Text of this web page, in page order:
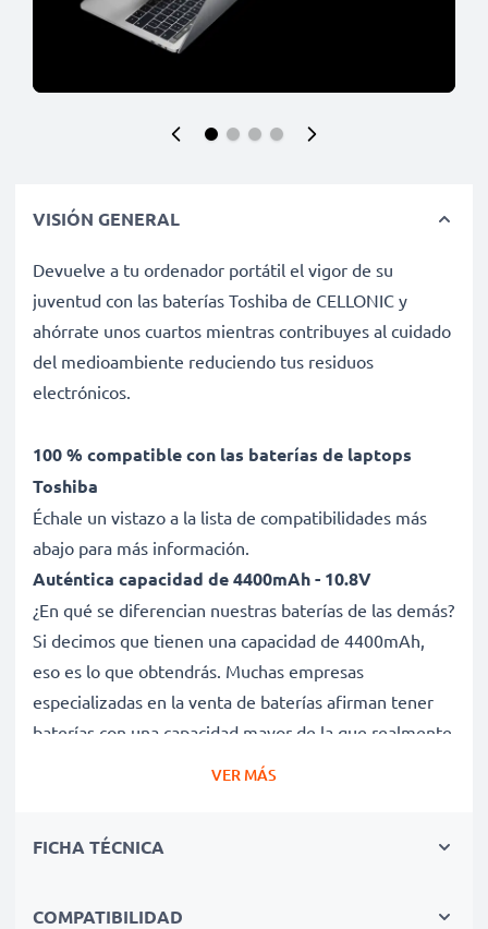
VISIÓN GENERAL
Devuelve a tu ordenador portátil el vigor de su
juventud con las baterías Toshiba de CELLONIC y
ahórrate unos cuartos mientras contribuyes al cuidado
del medioambiente reduciendo tus residuos
electrónicos.
100 % compatible con las baterías de laptops
Toshiba
Échale un vistazo a la lista de compatibilidades más
abajo para más información.
Auténtica capacidad de 4400mAh - 10.8V
¿En qué se diferencian nuestras baterías de las demás?
Si decimos que tienen una capacidad de 4400mAh,
eso es lo que obtendrás. Muchas empresas
especializadas en la venta de baterías afirman tener
baterías con una capacidad mayor de la que realmente
tienen. Esta batería tiene una capacidad de 4400mAh,
Nuestras baterías de repuesto ofrecen un alto
ciclos de carga, así como tiempos de funcionamiento
VER MÁS
FICHA TÉCNICA
COMPATIBILIDAD